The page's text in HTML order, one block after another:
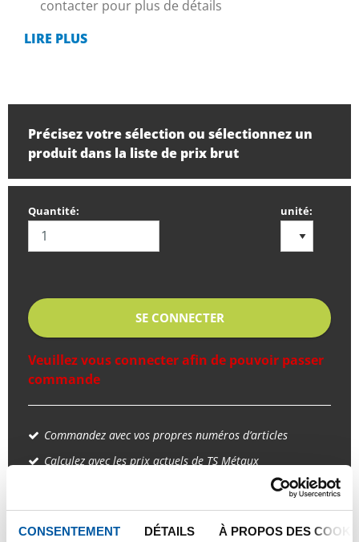
CONSENTEMENT DÉTAILS À PROPOS DES
contacter pour plus de détails
LIRE PLUS
Précisez votre sélection ou sélectionnez un
produit dans la liste de prix brut
Quantité: unité:
SE CONNECTER
Veuillez vous connecter afin de pouvoir passer
commande
Commandez avec vos propres numéros d’articles
Calculez avec les prix actuels de TS Métaux